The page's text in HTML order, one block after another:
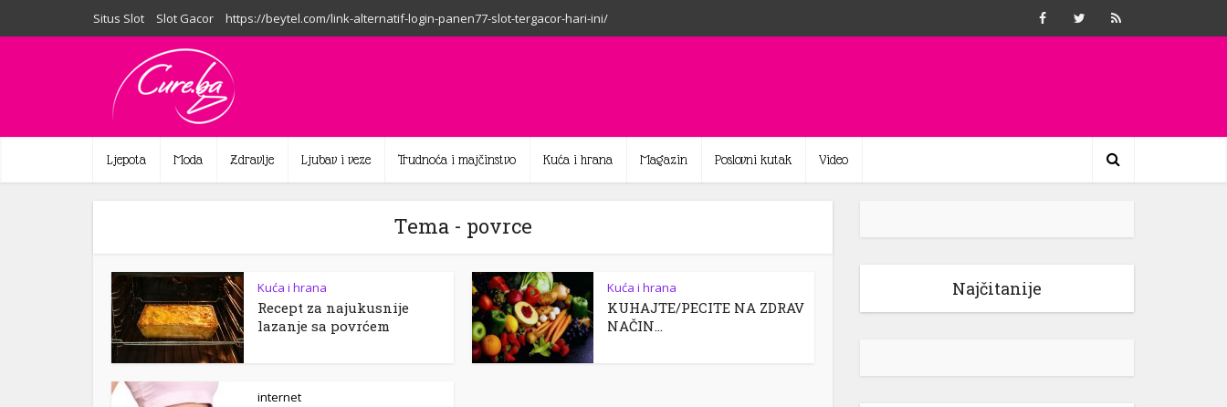
Situs Slot Slot Gacor https://beytel.com/link-alternatif-login-panen77-slot-tergacor-hari-ini/
Ljepota Moda Zdravlje Ljubav i veze Trudnoća i majčinstvo Kuća i hrana Magazin Poslovni kutak Video
Tema - povrce
Kuća i hrana
Recept za najukusnije
lazanje sa povrćem
Kuća i hrana
KUHAJTE/PECITE NA ZDRAV
NAČIN…
internet
Najčitanije